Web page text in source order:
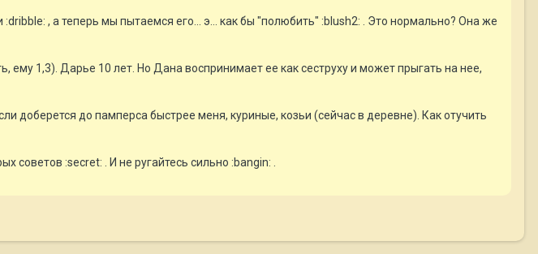
, а теперь мы пытаемся его... э... как бы "полюбить" :blush2: . Это нормально? Она же
ему 1,3). Дарье 10 лет. Но Дана воспринимает ее как сеструху и может прыгать на нее,
доберется до памперса быстрее меня, куриные, козьи (сейчас в деревне). Как отучить
советов :secret: . И не ругайтесь сильно :bangin: .